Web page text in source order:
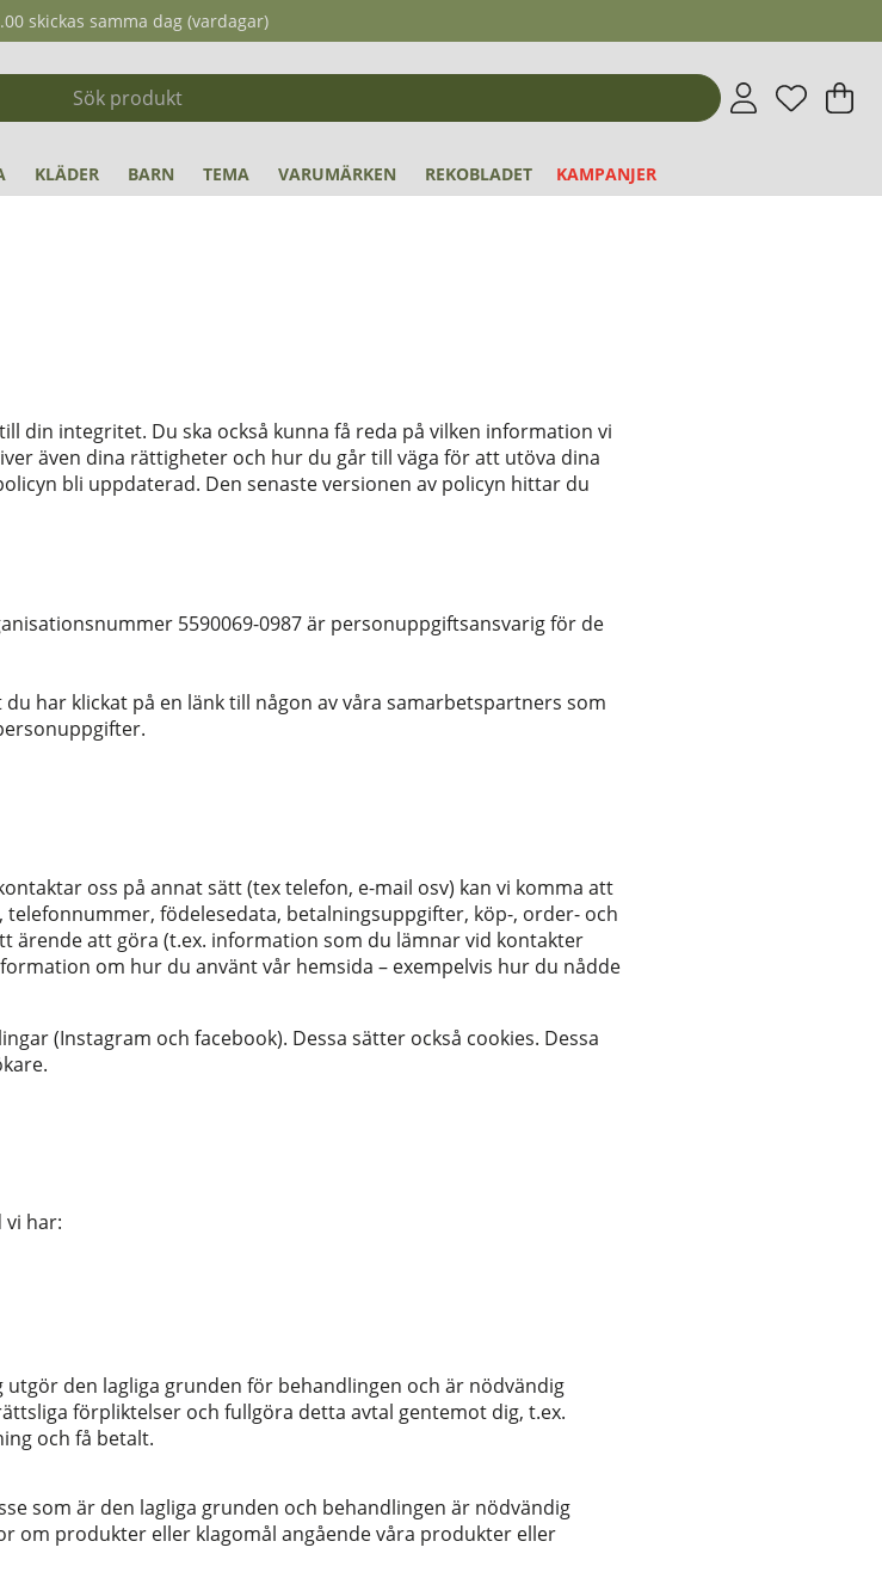
skickas samma dag (vardagar)
Antal i
. .
KLÄDER BARN TEMA VARUMÄRKEN REKOBLADET KAMPANJER
din integritet. Du ska också kunna få reda på vilken information vi
även dina rättigheter och hur du går till väga för att utöva dina
bli uppdaterad. Den senaste versionen av policyn hittar du
5590069-0987 är personuppgiftsansvarig för de
har klickat på en länk till någon av våra samarbetspartners som
oss på annat sätt (tex telefon, e-mail osv) kan vi komma att
födelesedata, betalningsuppgifter, köp-, order- och
ärende att göra (t.ex. information som du lämnar vid kontakter
om hur du använt vår hemsida – exempelvis hur du nådde
(Instagram och facebook). Dessa sätter också cookies. Dessa
vi har:
den lagliga grunden för behandlingen och är nödvändig
förpliktelser och fullgöra detta avtal gentemot dig, t.ex.
och få betalt.
som är den lagliga grunden och behandlingen är nödvändig
om produkter eller klagomål angående våra produkter eller